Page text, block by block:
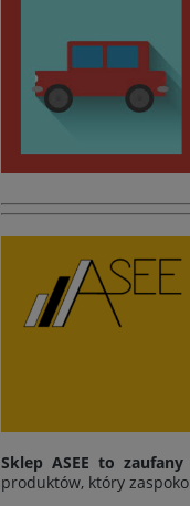
Sklep ASEE to
produktów, który